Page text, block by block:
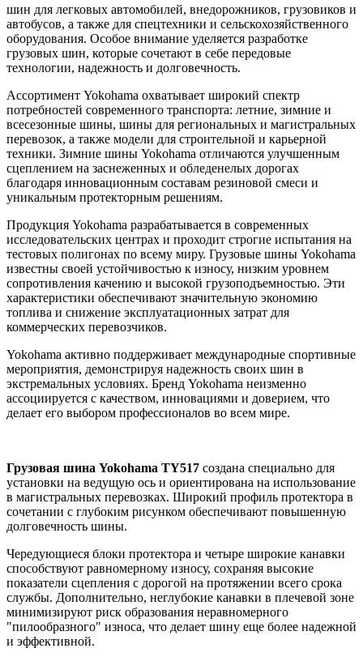
шин для легковых автомобилей, внедорожников, грузовиков и
автобусов, а также для спецтехники и сельскохозяйственного
оборудования. Особое внимание уделяется разработке
грузовых шин, которые сочетают в себе передовые
технологии, надежность и долговечность.
Ассортимент Yokohama охватывает широкий спектр
потребностей современного транспорта: летние, зимние и
всесезонные шины, шины для региональных и магистральных
перевозок, а также модели для строительной и карьерной
техники. Зимние шины Yokohama отличаются улучшенным
сцеплением на заснеженных и обледенелых дорогах
благодаря инновационным составам резиновой смеси и
уникальным протекторным решениям.
Продукция Yokohama разрабатывается в современных
исследовательских центрах и проходит строгие испытания на
тестовых полигонах по всему миру. Грузовые шины Yokohama
известны своей устойчивостью к износу, низким уровнем
сопротивления качению и высокой грузоподъемностью. Эти
характеристики обеспечивают значительную экономию
топлива и снижение эксплуатационных затрат для
коммерческих перевозчиков.
Yokohama активно поддерживает международные спортивные
мероприятия, демонстрируя надежность своих шин в
экстремальных условиях. Бренд Yokohama неизменно
ассоциируется с качеством, инновациями и доверием, что
делает его выбором профессионалов во всем мире.
Грузовая шина Yokohama TY517 создана специально для
установки на ведущую ось и ориентирована на использование
в магистральных перевозках. Широкий профиль протектора в
сочетании с глубоким рисунком обеспечивают повышенную
долговечность шины.
Чередующиеся блоки протектора и четыре широкие канавки
способствуют равномерному износу, сохраняя высокие
показатели сцепления с дорогой на протяжении всего срока
службы. Дополнительно, неглубокие канавки в плечевой зоне
минимизируют риск образования неравномерного
"пилообразного" износа, что делает шину еще более надежной
и эффективной.